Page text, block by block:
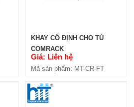
KHAY CỐ ĐỊNH CHO TỦ
COMRACK
Giá: Liên hệ
Mã sản phẩm: MT-CR-FT